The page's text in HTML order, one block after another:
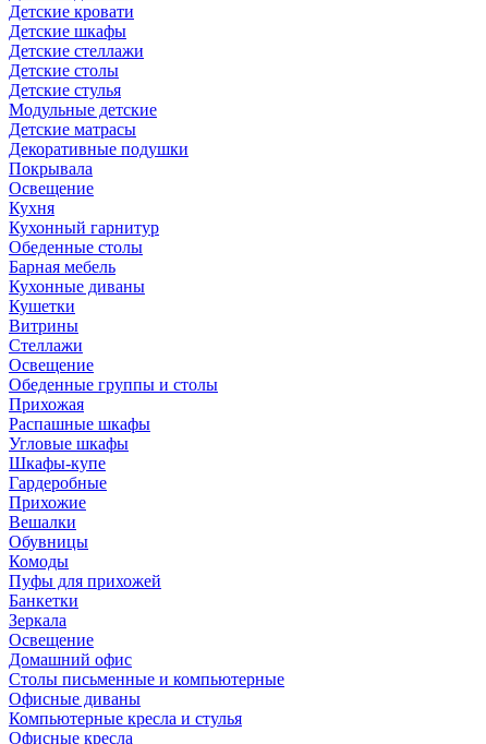
Детские кровати
Детские шкафы
Детские стеллажи
Детские столы
Детские стулья
Модульные детские
Детские матрасы
Декоративные подушки
Покрывала
Освещение
Кухня
Кухонный гарнитур
Обеденные столы
Барная мебель
Кухонные диваны
Кушетки
Витрины
Стеллажи
Освещение
Обеденные группы и столы
Прихожая
Распашные шкафы
Угловые шкафы
Шкафы-купе
Гардеробные
Прихожие
Вешалки
Обувницы
Комоды
Пуфы для прихожей
Банкетки
Зеркала
Освещение
Домашний офис
Столы письменные и компьютерные
Офисные диваны
Компьютерные кресла и стулья
Офисные кресла